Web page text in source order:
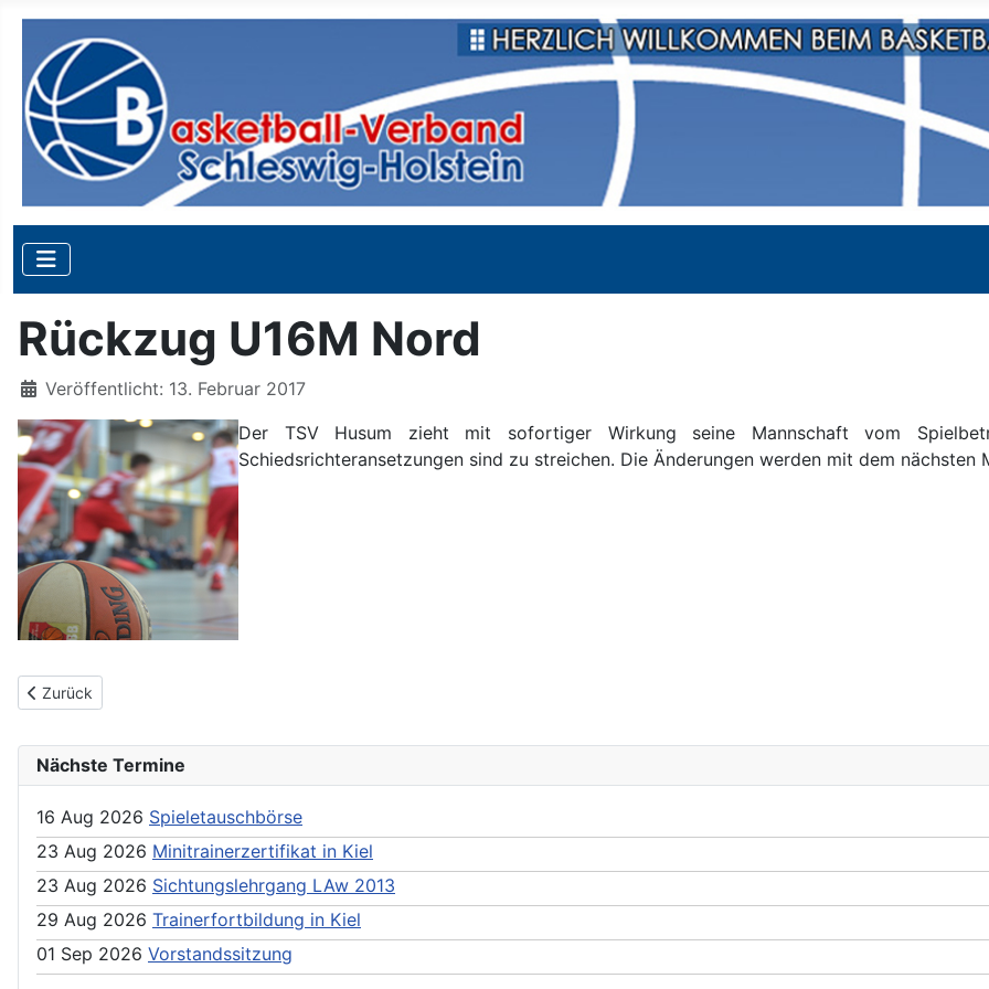
Rückzug U16M Nord
Details
Veröffentlicht: 13. Februar 2017
Der TSV Husum zieht mit sofortiger Wirkung seine Mannschaft vom
Schiedsrichteransetzungen sind zu streichen. Die Änderungen werden mit dem nächsten
Previous article: Tabellen fehlerhaft
Zurück
Nächste Termine
16 Aug 2026 Spieletauschbörse
23 Aug 2026 Minitrainerzertifikat in Kiel
23 Aug 2026 Sichtungslehrgang LAw 2013
29 Aug 2026 Trainerfortbildung in Kiel
01 Sep 2026 Vorstandssitzung